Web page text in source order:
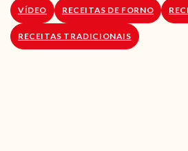
SOBRE
LOJA
VÍDEO RECEITAS DE FORNO
RECEITAS TRADICIONAIS